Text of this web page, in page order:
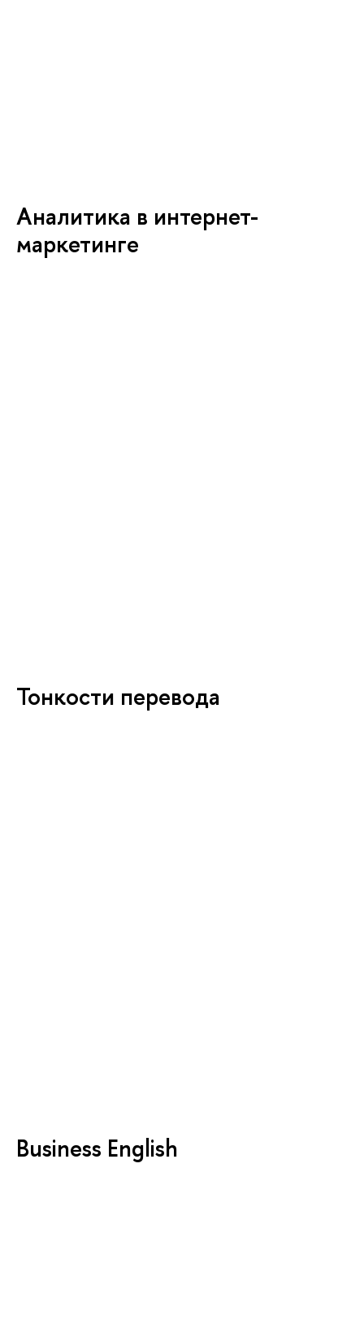
Аналитика в интернет-
маркетинге
Тонкости перевода
Business English